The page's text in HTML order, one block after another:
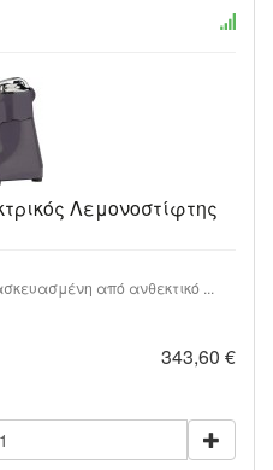
Λεμονοστίφτης
από ανθεκτικό ...
343,60 €